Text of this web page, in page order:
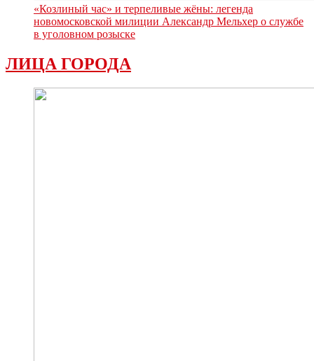
«Козлиный час» и терпеливые жёны: легенда
новомосковской милиции Александр Мельхер о службе
в уголовном розыске
ЛИЦА ГОРОДА